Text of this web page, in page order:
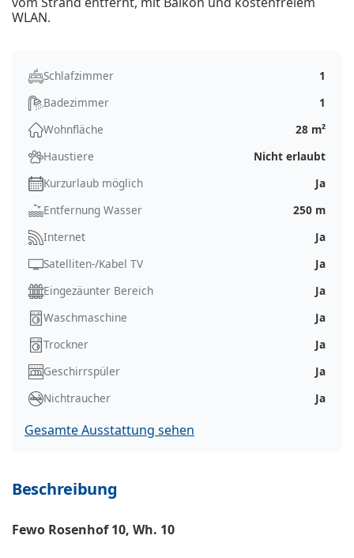
WLAN.
Schlafzimmer
1
Badezimmer
1
Wohnfläche
28 m²
Haustiere
Nicht erlaubt
Kurzurlaub möglich
Ja
Entfernung Wasser
250 m
Internet
Ja
Satelliten-/Kabel TV
Ja
Eingezäunter Bereich
Ja
Waschmaschine
Ja
Trockner
Ja
Geschirrspüler
Ja
Nichtraucher
Ja
Gesamte Ausstattung sehen
Beschreibung
Fewo Rosenhof 10, Wh. 10